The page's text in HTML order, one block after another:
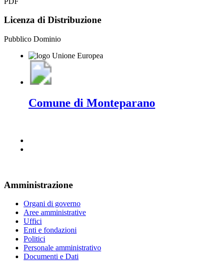
Licenza di Distribuzione
Pubblico Dominio
Comune di Monteparano
Amministrazione
Organi di governo
Aree amministrative
Uffici
Enti e fondazioni
Politici
Personale amministrativo
Documenti e Dati